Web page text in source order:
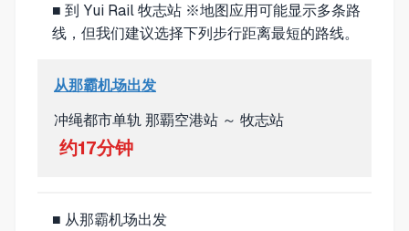
■ 到 Yui Rail 牧志站 ※地图应用可能显示多条路
线，但我们建议选择下列步行距离最短的路线。
从那霸机场出发
冲绳都市单轨 那覇空港站 ～ 牧志站
约17分钟
■ 从那霸机场出发